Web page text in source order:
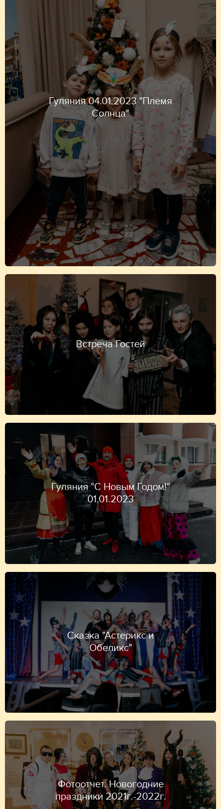
Гуляния 04.01.2023 "Племя
Солнца"
Встреча Гостей
Гуляния "С Новым Годом!"
01.01.2023
Сказка "Астерикс и
Обеликс"
Фотоотчет. Новогодние
праздники 2021г.-2022г.